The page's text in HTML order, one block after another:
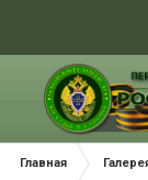
Главная